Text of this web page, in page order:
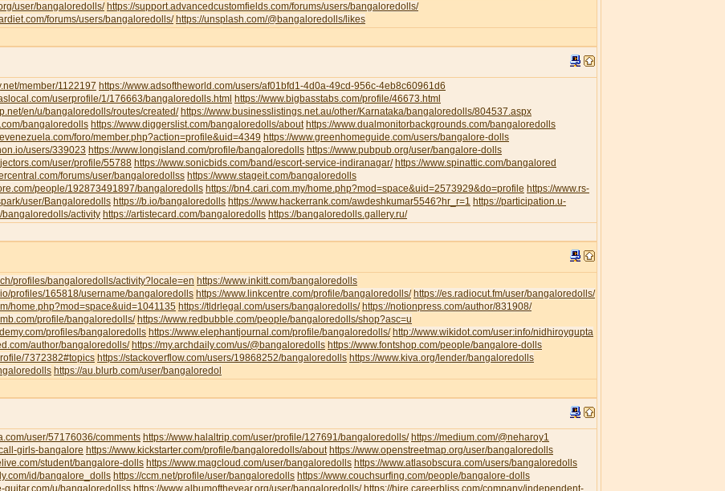
user/bangaloredolls/ https://support.advancedcustomfields.com/forums/users/bangaloredolls/
forums/users/bangaloredolls/ https://unsplash.com/@bangaloredolls/likes
member/1122197 https://www.adsoftheworld.com/users/af01bfd1-4d0a-49cd-956c-4eb8c60961d6
userprofile/1/176663/bangaloredolls.html https://www.bigbasstabs.com/profile/46673.html
en/u/bangaloredolls/routes/created/ https://www.businesslistings.net.au/other/Karnataka/bangaloredolls/804537.aspx
bangaloredolls https://www.diggerslist.com/bangaloredolls/about https://www.dualmonitorbackgrounds.com/bangaloredolls
foro/member.php?action=profile&uid=4349 https://www.greenhomeguide.com/users/bangalore-dolls
users/339023 https://www.longisland.com/profile/bangaloredolls https://www.pubpub.org/user/bangalore-dolls
user/profile/55788 https://www.sonicbids.com/band/escort-service-indiranagar/ https://www.spinattic.com/bangalored
forums/user/bangaloredollss https://www.stageit.com/bangaloredolls
people/192873491897/bangaloredolls https://bn4.cari.com.my/home.php?mod=space&uid=2573929&do=profile https://www.rs-
user/Bangaloredolls https://b.io/bangaloredolls https://www.hackerrank.com/awdeshkumar5546?hr_r=1 https://participation.u-
activity https://artistecard.com/bangaloredolls https://bangaloredolls.gallery.ru/
profiles/bangaloredolls/activity?locale=en https://www.inkitt.com/bangaloredolls
profiles/165818/username/bangaloredolls https://www.linkcentre.com/profile/bangaloredolls/ https://es.radiocut.fm/user/bangaloredolls/
home.php?mod=space&uid=1041135 https://tldrlegal.com/users/bangaloredolls/ https://notionpress.com/author/831908/
profile/bangaloredolls/ https://www.redbubble.com/people/bangaloredolls/shop?asc=u
profiles/bangaloredolls https://www.elephantjournal.com/profile/bangaloredolls/ http://www.wikidot.com/user:info/nidhiroygupta
author/bangaloredolls/ https://my.archdaily.com/us/@bangaloredolls https://www.fontshop.com/people/bangalore-dolls
7372382#topics https://stackoverflow.com/users/19868252/bangaloredolls https://www.kiva.org/lender/bangaloredolls
https://au.blurb.com/user/bangaloredol
user/57176036/comments https://www.halaltrip.com/user/profile/127691/bangaloredolls/ https://medium.com/@neharoy1
girls-bangalore https://www.kickstarter.com/profile/bangaloredolls/about https://www.openstreetmap.org/user/bangaloredolls
student/bangalore-dolls https://www.magcloud.com/user/bangaloredolls https://www.atlasobscura.com/users/bangaloredolls
id/bangalore_dolls https://ccm.net/profile/user/bangaloredolls https://www.couchsurfing.com/people/bangalore-dolls
guitar.com/u/bangaloredollss https://www.albumoftheyear.org/user/bangaloredolls/ https://hire.careerbliss.com/company/independent-